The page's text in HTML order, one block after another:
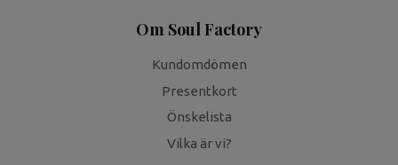
Om Soul Factory
Kundomdömen
Presentkort
Önskelista
Vilka är vi?